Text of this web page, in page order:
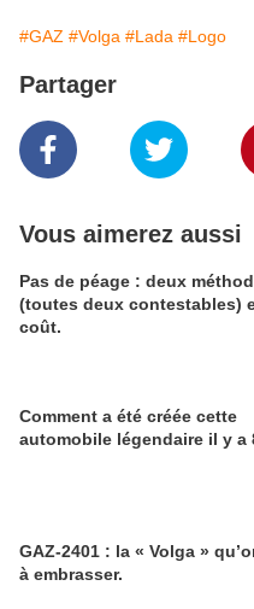
#GAZ #Volga #Lada #Logo
Partager
Vous aimerez aussi
Pas de péage : deux
(toutes deux contestables)
coût.
Comment a été créée cette
automobile légendaire il y a
GAZ-2401 : la « Volga »
à embrasser.